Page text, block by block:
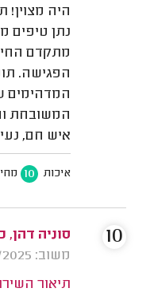
היה
נתן טיפים
מתקדם
הפגישה.
המדהימים
המשובחת
איש חם,
איכות 10
סוניה
משוב: 05/02/2025
תיאור
10